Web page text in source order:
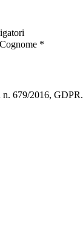
*
n. 679/2016, GDPR.